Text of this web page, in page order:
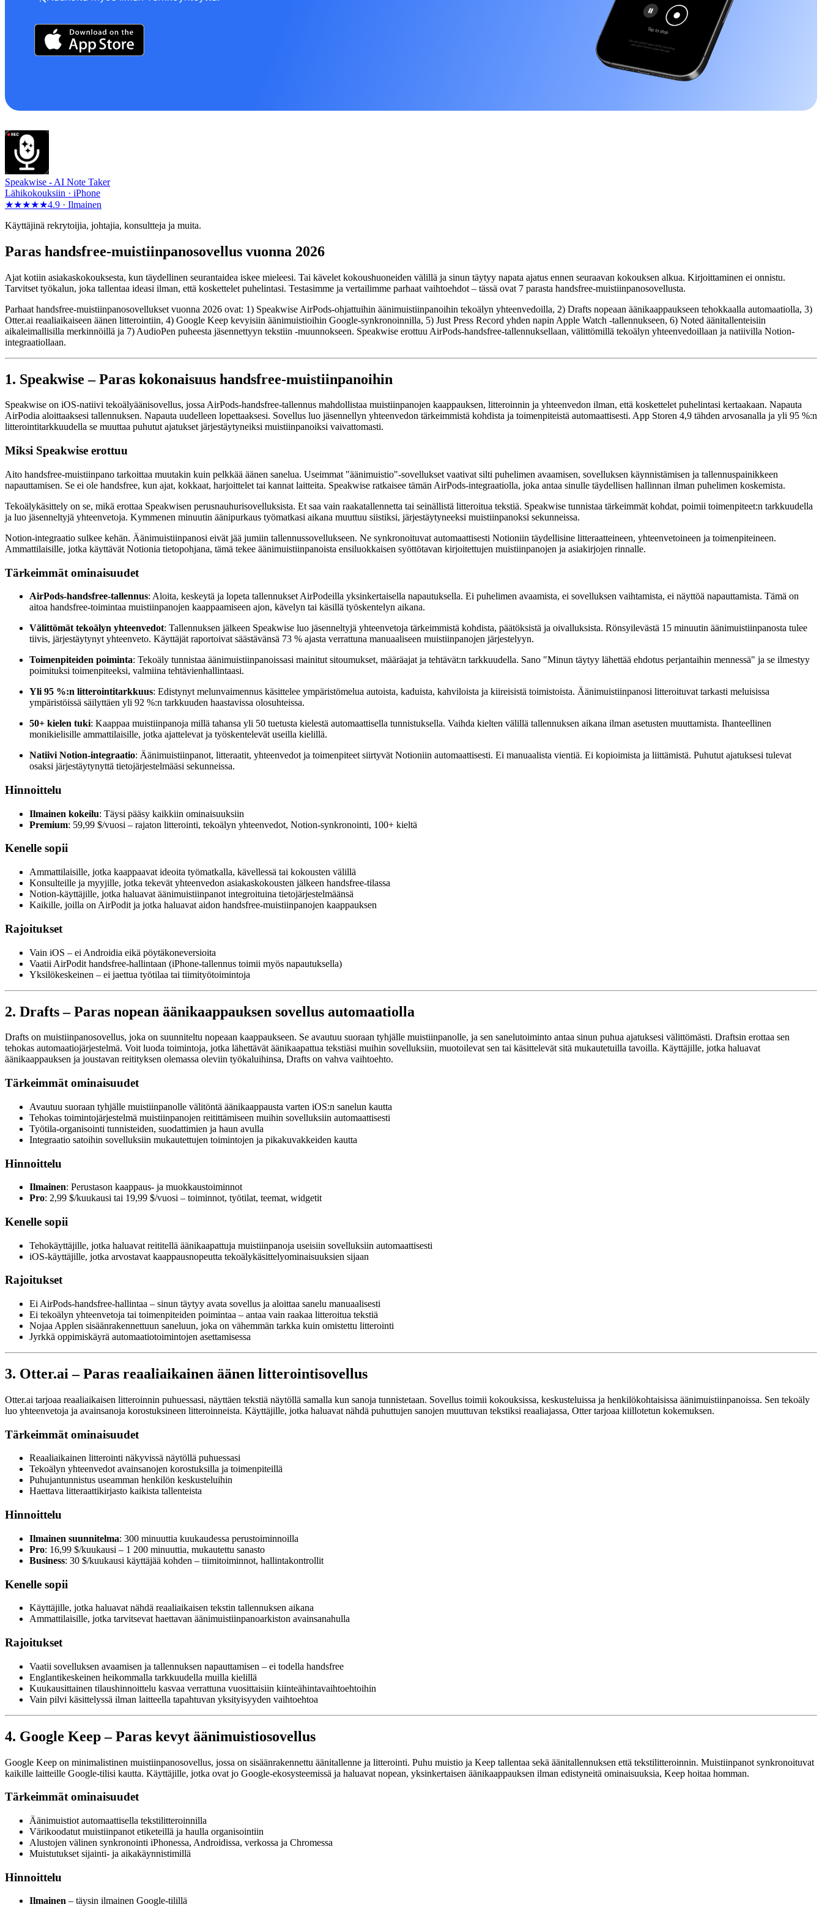
Speakwise - AI Note Taker
Lähikokouksiin · iPhone
★★★★★4.9 · Ilmainen
Käyttäjinä rekrytoijia, johtajia, konsultteja ja muita.
Paras handsfree-muistiinpanosovellus vuonna 2026
Ajat kotiin asiakaskokouksesta, kun täydellinen seurantaidea iskee mieleesi. Tai kävelet kokoushuoneiden välillä ja sinun täytyy napata ajatus ennen seuraavan kokouksen alkua. Kirjoittaminen ei onnistu.
Tarvitset työkalun, joka tallentaa ideasi ilman, että koskettelet puhelintasi. Testasimme ja vertailimme parhaat vaihtoehdot – tässä ovat 7 parasta handsfree-muistiinpanosovellusta.
Parhaat handsfree-muistiinpanosovellukset vuonna 2026 ovat: 1) Speakwise AirPods-ohjattuihin äänimuistiinpanoihin tekoälyn yhteenvedoilla, 2) Drafts nopeaan äänikaappaukseen tehokkaalla automaatiolla, 3)
Otter.ai reaaliaikaiseen äänen litterointiin, 4) Google Keep kevyisiin äänimuistioihin Google-synkronoinnilla, 5) Just Press Record yhden napin Apple Watch -tallennukseen, 6) Noted äänitallenteisiin
aikaleimallisilla merkinnöillä ja 7) AudioPen puheesta jäsennettyyn tekstiin -muunnokseen. Speakwise erottuu AirPods-handsfree-tallennuksellaan, välittömillä tekoälyn yhteenvedoillaan ja natiivilla Notion-
integraatiollaan.
1. Speakwise – Paras kokonaisuus handsfree-muistiinpanoihin
Speakwise on iOS-natiivi tekoälyäänisovellus, jossa AirPods-handsfree-tallennus mahdollistaa muistiinpanojen kaappauksen, litteroinnin ja yhteenvedon ilman, että koskettelet puhelintasi kertaakaan. Napauta
AirPodia aloittaaksesi tallennuksen. Napauta uudelleen lopettaaksesi. Sovellus luo jäsennellyn yhteenvedon tärkeimmistä kohdista ja toimenpiteistä automaattisesti. App Storen 4,9 tähden arvosanalla ja yli 95 %:n
litterointitarkkuudella se muuttaa puhutut ajatukset järjestäytyneiksi muistiinpanoiksi vaivattomasti.
Miksi Speakwise erottuu
Aito handsfree-muistiinpano tarkoittaa muutakin kuin pelkkää äänen sanelua. Useimmat "äänimuistio"-sovellukset vaativat silti puhelimen avaamisen, sovelluksen käynnistämisen ja tallennuspainikkeen
napauttamisen. Se ei ole handsfree, kun ajat, kokkaat, harjoittelet tai kannat laitteita. Speakwise ratkaisee tämän AirPods-integraatiolla, joka antaa sinulle täydellisen hallinnan ilman puhelimen koskemista.
Tekoälykäsittely on se, mikä erottaa Speakwisen perusnauhurisovelluksista. Et saa vain raakatallennetta tai seinällistä litteroitua tekstiä. Speakwise tunnistaa tärkeimmät kohdat, poimii toimenpiteet:n tarkkuudella
ja luo jäsenneltyjä yhteenvetoja. Kymmenen minuutin äänipurkaus työmatkasi aikana muuttuu siistiksi, järjestäytyneeksi muistiinpanoksi sekunneissa.
Notion-integraatio sulkee kehän. Äänimuistiinpanosi eivät jää jumiin tallennussovellukseen. Ne synkronoituvat automaattisesti Notioniin täydellisine litteraatteineen, yhteenvetoineen ja toimenpiteineen.
Ammattilaisille, jotka käyttävät Notionia tietopohjana, tämä tekee äänimuistiinpanoista ensiluokkaisen syöttötavan kirjoitettujen muistiinpanojen ja asiakirjojen rinnalle.
Tärkeimmät ominaisuudet
AirPods-handsfree-tallennus: Aloita, keskeytä ja lopeta tallennukset AirPodeilla yksinkertaisella napautuksella. Ei puhelimen avaamista, ei sovelluksen vaihtamista, ei näyttöä napauttamista. Tämä on
aitoa handsfree-toimintaa muistiinpanojen kaappaamiseen ajon, kävelyn tai käsillä työskentelyn aikana.
Välittömät tekoälyn yhteenvedot: Tallennuksen jälkeen Speakwise luo jäsenneltyjä yhteenvetoja tärkeimmistä kohdista, päätöksistä ja oivalluksista. Rönsyilevästä 15 minuutin äänimuistiinpanosta tulee
tiivis, järjestäytynyt yhteenveto. Käyttäjät raportoivat säästävänsä 73 % ajasta verrattuna manuaaliseen muistiinpanojen järjestelyyn.
Toimenpiteiden poiminta: Tekoäly tunnistaa äänimuistiinpanoissasi mainitut sitoumukset, määräajat ja tehtävät:n tarkkuudella. Sano "Minun täytyy lähettää ehdotus perjantaihin mennessä" ja se ilmestyy
poimituksi toimenpiteeksi, valmiina tehtävienhallintaasi.
Yli 95 %:n litterointitarkkuus: Edistynyt melunvaimennus käsittelee ympäristömelua autoista, kaduista, kahviloista ja kiireisistä toimistoista. Äänimuistiinpanosi litteroituvat tarkasti meluisissa
ympäristöissä säilyttäen yli 92 %:n tarkkuuden haastavissa olosuhteissa.
50+ kielen tuki: Kaappaa muistiinpanoja millä tahansa yli 50 tuetusta kielestä automaattisella tunnistuksella. Vaihda kielten välillä tallennuksen aikana ilman asetusten muuttamista. Ihanteellinen
monikielisille ammattilaisille, jotka ajattelevat ja työskentelevät useilla kielillä.
Natiivi Notion-integraatio: Äänimuistiinpanot, litteraatit, yhteenvedot ja toimenpiteet siirtyvät Notioniin automaattisesti. Ei manuaalista vientiä. Ei kopioimista ja liittämistä. Puhutut ajatuksesi tulevat
osaksi järjestäytynyttä tietojärjestelmääsi sekunneissa.
Hinnoittelu
Ilmainen kokeilu: Täysi pääsy kaikkiin ominaisuuksiin
Premium: 59,99 $/vuosi – rajaton litterointi, tekoälyn yhteenvedot, Notion-synkronointi, 100+ kieltä
Kenelle sopii
Ammattilaisille, jotka kaappaavat ideoita työmatkalla, kävellessä tai kokousten välillä
Konsulteille ja myyjille, jotka tekevät yhteenvedon asiakaskokousten jälkeen handsfree-tilassa
Notion-käyttäjille, jotka haluavat äänimuistiinpanot integroituina tietojärjestelmäänsä
Kaikille, joilla on AirPodit ja jotka haluavat aidon handsfree-muistiinpanojen kaappauksen
Rajoitukset
Vain iOS – ei Androidia eikä pöytäkoneversioita
Vaatii AirPodit handsfree-hallintaan (iPhone-tallennus toimii myös napautuksella)
Yksilökeskeinen – ei jaettua työtilaa tai tiimityötoimintoja
2. Drafts – Paras nopean äänikaappauksen sovellus automaatiolla
Drafts on muistiinpanosovellus, joka on suunniteltu nopeaan kaappaukseen. Se avautuu suoraan tyhjälle muistiinpanolle, ja sen sanelutoiminto antaa sinun puhua ajatuksesi välittömästi. Draftsin erottaa sen
tehokas automaatiojärjestelmä. Voit luoda toimintoja, jotka lähettävät äänikaapattua tekstiäsi muihin sovelluksiin, muotoilevat sen tai käsittelevät sitä mukautetuilla tavoilla. Käyttäjille, jotka haluavat
äänikaappauksen ja joustavan reitityksen olemassa oleviin työkaluihinsa, Drafts on vahva vaihtoehto.
Tärkeimmät ominaisuudet
Avautuu suoraan tyhjälle muistiinpanolle välitöntä äänikaappausta varten iOS:n sanelun kautta
Tehokas toimintojärjestelmä muistiinpanojen reitittämiseen muihin sovelluksiin automaattisesti
Työtila-organisointi tunnisteiden, suodattimien ja haun avulla
Integraatio satoihin sovelluksiin mukautettujen toimintojen ja pikakuvakkeiden kautta
Hinnoittelu
Ilmainen: Perustason kaappaus- ja muokkaustoiminnot
Pro: 2,99 $/kuukausi tai 19,99 $/vuosi – toiminnot, työtilat, teemat, widgetit
Kenelle sopii
Tehokäyttäjille, jotka haluavat reititellä äänikaapattuja muistiinpanoja useisiin sovelluksiin automaattisesti
iOS-käyttäjille, jotka arvostavat kaappausnopeutta tekoälykäsittelyominaisuuksien sijaan
Rajoitukset
Ei AirPods-handsfree-hallintaa – sinun täytyy avata sovellus ja aloittaa sanelu manuaalisesti
Ei tekoälyn yhteenvetoja tai toimenpiteiden poimintaa – antaa vain raakaa litteroitua tekstiä
Nojaa Applen sisäänrakennettuun saneluun, joka on vähemmän tarkka kuin omistettu litterointi
Jyrkkä oppimiskäyrä automaatiotoimintojen asettamisessa
3. Otter.ai – Paras reaaliaikainen äänen litterointisovellus
Otter.ai tarjoaa reaaliaikaisen litteroinnin puhuessasi, näyttäen tekstiä näytöllä samalla kun sanoja tunnistetaan. Sovellus toimii kokouksissa, keskusteluissa ja henkilökohtaisissa äänimuistiinpanoissa. Sen tekoäly
luo yhteenvetoja ja avainsanoja korostuksineen litteroinneista. Käyttäjille, jotka haluavat nähdä puhuttujen sanojen muuttuvan tekstiksi reaaliajassa, Otter tarjoaa kiillotetun kokemuksen.
Tärkeimmät ominaisuudet
Reaaliaikainen litterointi näkyvissä näytöllä puhuessasi
Tekoälyn yhteenvedot avainsanojen korostuksilla ja toimenpiteillä
Puhujantunnistus useamman henkilön keskusteluihin
Haettava litteraattikirjasto kaikista tallenteista
Hinnoittelu
Ilmainen suunnitelma: 300 minuuttia kuukaudessa perustoiminnoilla
Pro: 16,99 $/kuukausi – 1 200 minuuttia, mukautettu sanasto
Business: 30 $/kuukausi käyttäjää kohden – tiimitoiminnot, hallintakontrollit
Kenelle sopii
Käyttäjille, jotka haluavat nähdä reaaliaikaisen tekstin tallennuksen aikana
Ammattilaisille, jotka tarvitsevat haettavan äänimuistiinpanoarkiston avainsanahulla
Rajoitukset
Vaatii sovelluksen avaamisen ja tallennuksen napauttamisen – ei todella handsfree
Englantikeskeinen heikommalla tarkkuudella muilla kielillä
Kuukausittainen tilaushinnoittelu kasvaa verrattuna vuosittaisiin kiinteähintavaihtoehtoihin
Vain pilvi käsittelyssä ilman laitteella tapahtuvan yksityisyyden vaihtoehtoa
4. Google Keep – Paras kevyt äänimuistiosovellus
Google Keep on minimalistinen muistiinpanosovellus, jossa on sisäänrakennettu äänitallenne ja litterointi. Puhu muistio ja Keep tallentaa sekä äänitallennuksen että tekstilitteroinnin. Muistiinpanot synkronoituvat
kaikille laitteille Google-tilisi kautta. Käyttäjille, jotka ovat jo Google-ekosysteemissä ja haluavat nopean, yksinkertaisen äänikaappauksen ilman edistyneitä ominaisuuksia, Keep hoitaa homman.
Tärkeimmät ominaisuudet
Äänimuistiot automaattisella tekstilitteroinnilla
Värikoodatut muistiinpanot etiketeillä ja haulla organisointiin
Alustojen välinen synkronointi iPhonessa, Androidissa, verkossa ja Chromessa
Muistutukset sijainti- ja aikakäynnistimillä
Hinnoittelu
Ilmainen – täysin ilmainen Google-tilillä